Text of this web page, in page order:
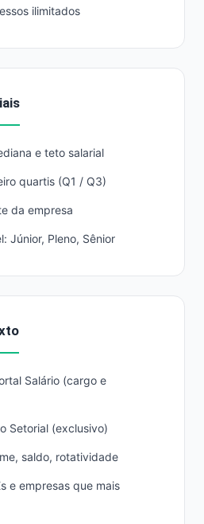
ilimitados
e teto salarial
quartis (Q1 / Q3)
da empresa
Júnior, Pleno, Sênior
Salário (cargo e
Setorial (exclusivo)
saldo, rotatividade
e empresas que mais